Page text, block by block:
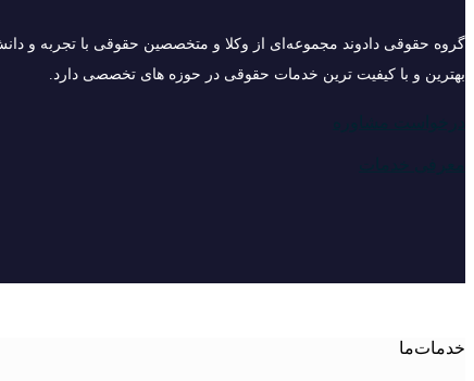
گروه حقوقی دادوند مجموعه‌ای از وکلا و متخصصین حقوقی با تجربه و
بهترین و با کیفیت ترین خدمات حقوقی در حوزه های تخصصی دارد.
خدمات‌ما